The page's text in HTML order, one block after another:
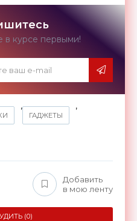
в курсе первыми!
,
ГАДЖЕТЫ
,
Добавить
в мою ленту
(0)